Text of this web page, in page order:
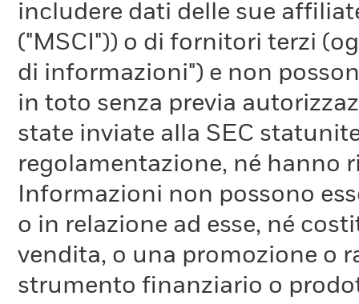
includere dati delle sue
("MSCI")) o di fornitori terzi
di informazioni") e non
in toto senza previa
state inviate alla SEC
regolamentazione, né hanno
Informazioni non possono
o in relazione ad esse, né
vendita, o una promozione o
strumento finanziario o